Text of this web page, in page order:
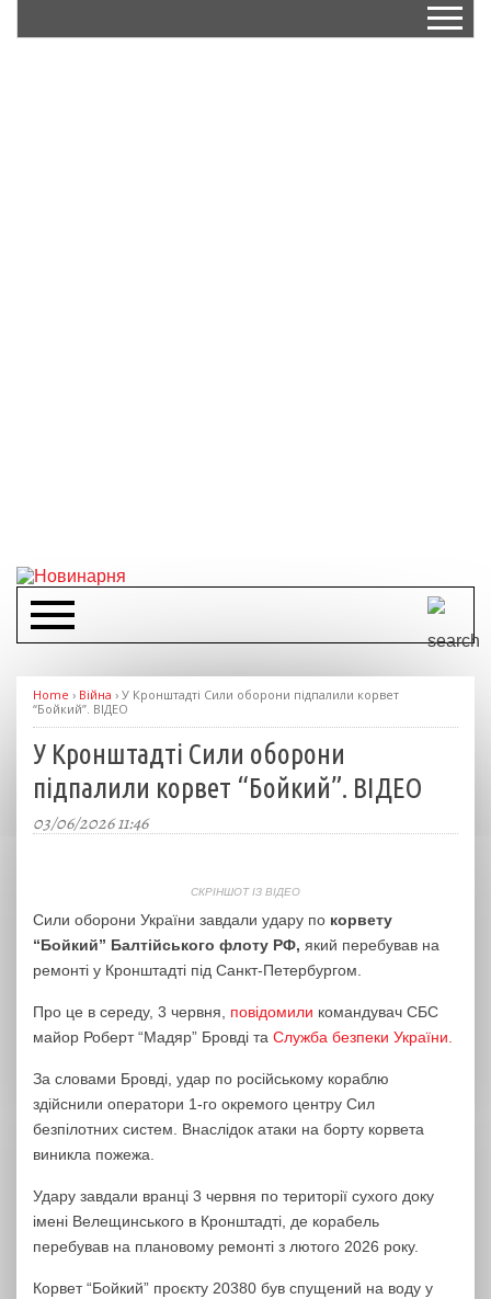
Home › Війна › У Кронштадті Сили оборони підпалили корвет
“Бойкий”. ВІДЕО
У Кронштадті Сили оборони
підпалили корвет “Бойкий”. ВІДЕО
03/06/2026 11:46
СКРІНШОТ ІЗ ВІДЕО
Сили оборони України завдали удару по корвету
“Бойкий” Балтійського флоту РФ, який перебував на
ремонті у Кронштадті під Санкт-Петербургом.
Про це в середу, 3 червня, повідомили командувач СБС
майор Роберт “Мадяр” Бровді та Служба безпеки України.
За словами Бровді, удар по російському кораблю
здійснили оператори 1-го окремого центру Сил
безпілотних систем. Внаслідок атаки на борту корвета
виникла пожежа.
Удару завдали вранці 3 червня по території сухого доку
імені Велещинського в Кронштадті, де корабель
перебував на плановому ремонті з лютого 2026 року.
Корвет “Бойкий” проєкту 20380 був спущений на воду у